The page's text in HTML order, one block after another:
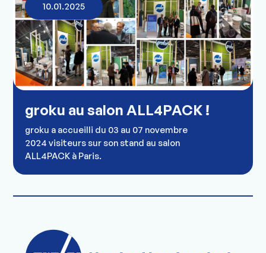
10.01.2025
groku au salon ALL4PACK !
groku a accueilli du 03 au 07 novembre
2024 visiteurs sur son stand au salon
ALL4PACK à Paris.